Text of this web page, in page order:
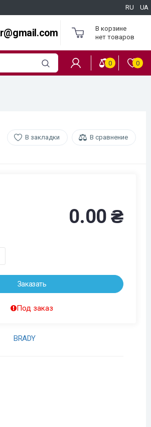
RU UA
В корзине
нет товаров
0 0
В закладки В сравнение
0.00 ₴
Заказать
Под заказ
BRADY